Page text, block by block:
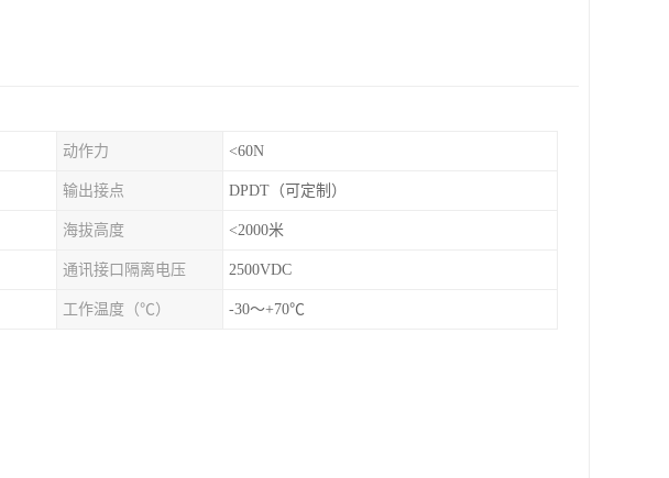
动作力 <60N
输出接点 DPDT（可定制）
海拔高度 <2000米
通讯接口隔离电压 2500VDC
工作温度（℃） -30～+70℃